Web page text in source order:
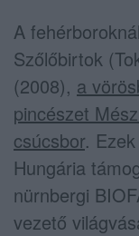
A
Szőlőbirtok
(2008), a
pincészet
csúcsbor.
Hungária
nürnbergi
vezető